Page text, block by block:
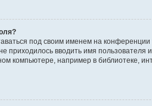
под своим именем на
приходилось вводить имя
компьютере, например в библиотеке,